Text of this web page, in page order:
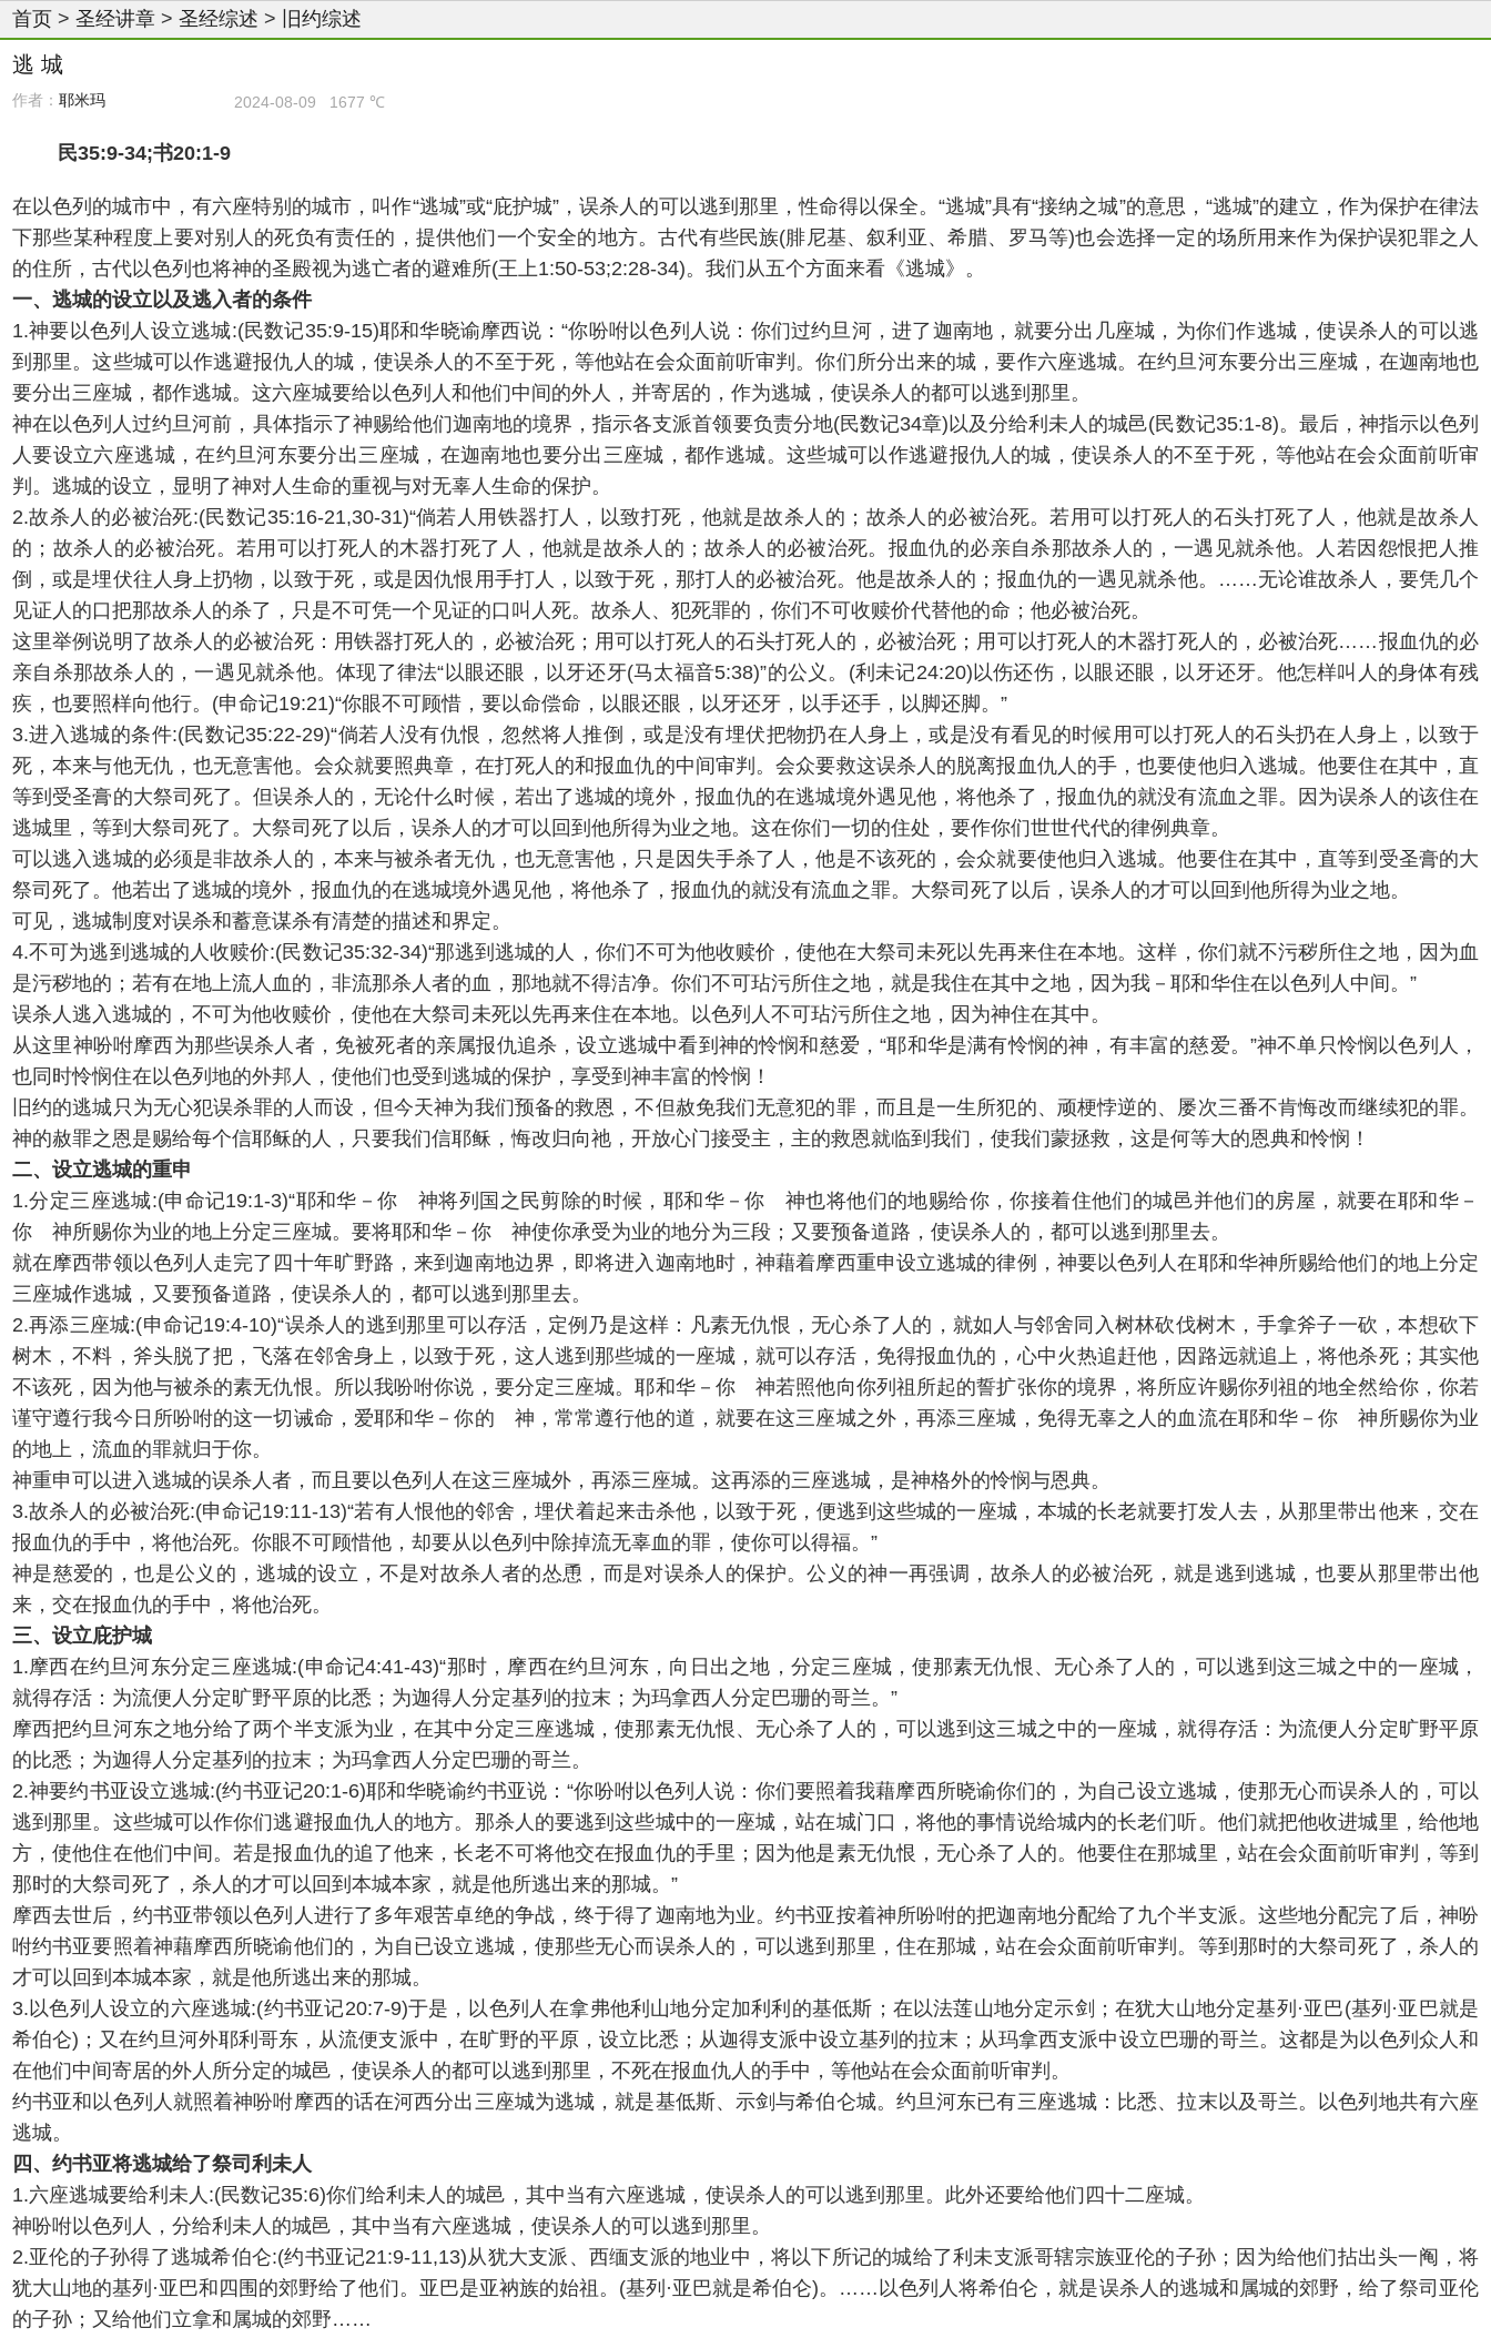
首页 > 圣经讲章 > 圣经综述 > 旧约综述
逃 城
作者： 耶米玛 2024-08-09 1677 ℃
民35:9-34;书20:1-9
在以色列的城市中，有六座特别的城市，叫作“逃城”或“庇护城”，误杀人的可以逃到那里，性命得以保全。“逃城”具有“接纳之城”的意思，“逃城”的建立，作为保护在律法
下那些某种程度上要对别人的死负有责任的，提供他们一个安全的地方。古代有些民族(腓尼基、叙利亚、希腊、罗马等)也会选择一定的场所用来作为保护误犯罪之人
的住所，古代以色列也将神的圣殿视为逃亡者的避难所(王上1:50-53;2:28-34)。我们从五个方面来看《逃城》。
一、逃城的设立以及逃入者的条件
1.神要以色列人设立逃城:(民数记35:9-15)耶和华晓谕摩西说：“你吩咐以色列人说：你们过约旦河，进了迦南地，就要分出几座城，为你们作逃城，使误杀人的可以逃
到那里。这些城可以作逃避报仇人的城，使误杀人的不至于死，等他站在会众面前听审判。你们所分出来的城，要作六座逃城。在约旦河东要分出三座城，在迦南地也
要分出三座城，都作逃城。这六座城要给以色列人和他们中间的外人，并寄居的，作为逃城，使误杀人的都可以逃到那里。
神在以色列人过约旦河前，具体指示了神赐给他们迦南地的境界，指示各支派首领要负责分地(民数记34章)以及分给利未人的城邑(民数记35:1-8)。最后，神指示以色列
人要设立六座逃城，在约旦河东要分出三座城，在迦南地也要分出三座城，都作逃城。这些城可以作逃避报仇人的城，使误杀人的不至于死，等他站在会众面前听审
判。逃城的设立，显明了神对人生命的重视与对无辜人生命的保护。
2.故杀人的必被治死:(民数记35:16-21,30-31)“倘若人用铁器打人，以致打死，他就是故杀人的；故杀人的必被治死。若用可以打死人的石头打死了人，他就是故杀人
的；故杀人的必被治死。若用可以打死人的木器打死了人，他就是故杀人的；故杀人的必被治死。报血仇的必亲自杀那故杀人的，一遇见就杀他。人若因怨恨把人推
倒，或是埋伏往人身上扔物，以致于死，或是因仇恨用手打人，以致于死，那打人的必被治死。他是故杀人的；报血仇的一遇见就杀他。……无论谁故杀人，要凭几个
见证人的口把那故杀人的杀了，只是不可凭一个见证的口叫人死。故杀人、犯死罪的，你们不可收赎价代替他的命；他必被治死。
这里举例说明了故杀人的必被治死：用铁器打死人的，必被治死；用可以打死人的石头打死人的，必被治死；用可以打死人的木器打死人的，必被治死……报血仇的必
亲自杀那故杀人的，一遇见就杀他。体现了律法“以眼还眼，以牙还牙(马太福音5:38)”的公义。(利未记24:20)以伤还伤，以眼还眼，以牙还牙。他怎样叫人的身体有残
疾，也要照样向他行。(申命记19:21)“你眼不可顾惜，要以命偿命，以眼还眼，以牙还牙，以手还手，以脚还脚。”
3.进入逃城的条件:(民数记35:22-29)“倘若人没有仇恨，忽然将人推倒，或是没有埋伏把物扔在人身上，或是没有看见的时候用可以打死人的石头扔在人身上，以致于
死，本来与他无仇，也无意害他。会众就要照典章，在打死人的和报血仇的中间审判。会众要救这误杀人的脱离报血仇人的手，也要使他归入逃城。他要住在其中，直
等到受圣膏的大祭司死了。但误杀人的，无论什么时候，若出了逃城的境外，报血仇的在逃城境外遇见他，将他杀了，报血仇的就没有流血之罪。因为误杀人的该住在
逃城里，等到大祭司死了。大祭司死了以后，误杀人的才可以回到他所得为业之地。这在你们一切的住处，要作你们世世代代的律例典章。
可以逃入逃城的必须是非故杀人的，本来与被杀者无仇，也无意害他，只是因失手杀了人，他是不该死的，会众就要使他归入逃城。他要住在其中，直等到受圣膏的大
祭司死了。他若出了逃城的境外，报血仇的在逃城境外遇见他，将他杀了，报血仇的就没有流血之罪。大祭司死了以后，误杀人的才可以回到他所得为业之地。
可见，逃城制度对误杀和蓄意谋杀有清楚的描述和界定。
4.不可为逃到逃城的人收赎价:(民数记35:32-34)“那逃到逃城的人，你们不可为他收赎价，使他在大祭司未死以先再来住在本地。这样，你们就不污秽所住之地，因为血
是污秽地的；若有在地上流人血的，非流那杀人者的血，那地就不得洁净。你们不可玷污所住之地，就是我住在其中之地，因为我－耶和华住在以色列人中间。”
误杀人逃入逃城的，不可为他收赎价，使他在大祭司未死以先再来住在本地。以色列人不可玷污所住之地，因为神住在其中。
从这里神吩咐摩西为那些误杀人者，免被死者的亲属报仇追杀，设立逃城中看到神的怜悯和慈爱，“耶和华是满有怜悯的神，有丰富的慈爱。”神不单只怜悯以色列人，
也同时怜悯住在以色列地的外邦人，使他们也受到逃城的保护，享受到神丰富的怜悯！
旧约的逃城只为无心犯误杀罪的人而设，但今天神为我们预备的救恩，不但赦免我们无意犯的罪，而且是一生所犯的、顽梗悖逆的、屡次三番不肯悔改而继续犯的罪。
神的赦罪之恩是赐给每个信耶稣的人，只要我们信耶稣，悔改归向祂，开放心门接受主，主的救恩就临到我们，使我们蒙拯救，这是何等大的恩典和怜悯！
二、设立逃城的重申
1.分定三座逃城:(申命记19:1-3)“耶和华－你 神将列国之民剪除的时候，耶和华－你 神也将他们的地赐给你，你接着住他们的城邑并他们的房屋，就要在耶和华－
你 神所赐你为业的地上分定三座城。要将耶和华－你 神使你承受为业的地分为三段；又要预备道路，使误杀人的，都可以逃到那里去。
就在摩西带领以色列人走完了四十年旷野路，来到迦南地边界，即将进入迦南地时，神藉着摩西重申设立逃城的律例，神要以色列人在耶和华神所赐给他们的地上分定
三座城作逃城，又要预备道路，使误杀人的，都可以逃到那里去。
2.再添三座城:(申命记19:4-10)“误杀人的逃到那里可以存活，定例乃是这样：凡素无仇恨，无心杀了人的，就如人与邻舍同入树林砍伐树木，手拿斧子一砍，本想砍下
树木，不料，斧头脱了把，飞落在邻舍身上，以致于死，这人逃到那些城的一座城，就可以存活，免得报血仇的，心中火热追赶他，因路远就追上，将他杀死；其实他
不该死，因为他与被杀的素无仇恨。所以我吩咐你说，要分定三座城。耶和华－你 神若照他向你列祖所起的誓扩张你的境界，将所应许赐你列祖的地全然给你，你若
谨守遵行我今日所吩咐的这一切诫命，爱耶和华－你的 神，常常遵行他的道，就要在这三座城之外，再添三座城，免得无辜之人的血流在耶和华－你 神所赐你为业
的地上，流血的罪就归于你。
神重申可以进入逃城的误杀人者，而且要以色列人在这三座城外，再添三座城。这再添的三座逃城，是神格外的怜悯与恩典。
3.故杀人的必被治死:(申命记19:11-13)“若有人恨他的邻舍，埋伏着起来击杀他，以致于死，便逃到这些城的一座城，本城的长老就要打发人去，从那里带出他来，交在
报血仇的手中，将他治死。你眼不可顾惜他，却要从以色列中除掉流无辜血的罪，使你可以得福。”
神是慈爱的，也是公义的，逃城的设立，不是对故杀人者的怂恿，而是对误杀人的保护。公义的神一再强调，故杀人的必被治死，就是逃到逃城，也要从那里带出他
来，交在报血仇的手中，将他治死。
三、设立庇护城
1.摩西在约旦河东分定三座逃城:(申命记4:41-43)“那时，摩西在约旦河东，向日出之地，分定三座城，使那素无仇恨、无心杀了人的，可以逃到这三城之中的一座城，
就得存活：为流便人分定旷野平原的比悉；为迦得人分定基列的拉末；为玛拿西人分定巴珊的哥兰。”
摩西把约旦河东之地分给了两个半支派为业，在其中分定三座逃城，使那素无仇恨、无心杀了人的，可以逃到这三城之中的一座城，就得存活：为流便人分定旷野平原
的比悉；为迦得人分定基列的拉末；为玛拿西人分定巴珊的哥兰。
2.神要约书亚设立逃城:(约书亚记20:1-6)耶和华晓谕约书亚说：“你吩咐以色列人说：你们要照着我藉摩西所晓谕你们的，为自己设立逃城，使那无心而误杀人的，可以
逃到那里。这些城可以作你们逃避报血仇人的地方。那杀人的要逃到这些城中的一座城，站在城门口，将他的事情说给城内的长老们听。他们就把他收进城里，给他地
方，使他住在他们中间。若是报血仇的追了他来，长老不可将他交在报血仇的手里；因为他是素无仇恨，无心杀了人的。他要住在那城里，站在会众面前听审判，等到
那时的大祭司死了，杀人的才可以回到本城本家，就是他所逃出来的那城。”
摩西去世后，约书亚带领以色列人进行了多年艰苦卓绝的争战，终于得了迦南地为业。约书亚按着神所吩咐的把迦南地分配给了九个半支派。这些地分配完了后，神吩
咐约书亚要照着神藉摩西所晓谕他们的，为自已设立逃城，使那些无心而误杀人的，可以逃到那里，住在那城，站在会众面前听审判。等到那时的大祭司死了，杀人的
才可以回到本城本家，就是他所逃出来的那城。
3.以色列人设立的六座逃城:(约书亚记20:7-9)于是，以色列人在拿弗他利山地分定加利利的基低斯；在以法莲山地分定示剑；在犹大山地分定基列·亚巴(基列·亚巴就是
希伯仑)；又在约旦河外耶利哥东，从流便支派中，在旷野的平原，设立比悉；从迦得支派中设立基列的拉末；从玛拿西支派中设立巴珊的哥兰。这都是为以色列众人和
在他们中间寄居的外人所分定的城邑，使误杀人的都可以逃到那里，不死在报血仇人的手中，等他站在会众面前听审判。
约书亚和以色列人就照着神吩咐摩西的话在河西分出三座城为逃城，就是基低斯、示剑与希伯仑城。约旦河东已有三座逃城：比悉、拉末以及哥兰。以色列地共有六座
逃城。
四、约书亚将逃城给了祭司利未人
1.六座逃城要给利未人:(民数记35:6)你们给利未人的城邑，其中当有六座逃城，使误杀人的可以逃到那里。此外还要给他们四十二座城。
神吩咐以色列人，分给利未人的城邑，其中当有六座逃城，使误杀人的可以逃到那里。
2.亚伦的子孙得了逃城希伯仑:(约书亚记21:9-11,13)从犹大支派、西缅支派的地业中，将以下所记的城给了利未支派哥辖宗族亚伦的子孙；因为给他们拈出头一阄，将
犹大山地的基列·亚巴和四围的郊野给了他们。亚巴是亚衲族的始祖。(基列·亚巴就是希伯仑)。……以色列人将希伯仑，就是误杀人的逃城和属城的郊野，给了祭司亚伦
的子孙；又给他们立拿和属城的郊野……